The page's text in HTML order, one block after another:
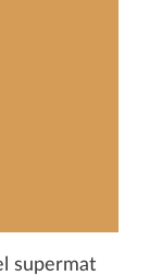
supermat